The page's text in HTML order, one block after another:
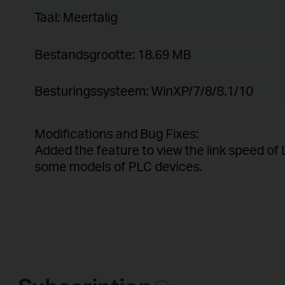
Taal: Meertalig
Bestandsgrootte: 18.69 MB
Besturingssysteem: WinXP/7/8/8.1/10
Modifications and Bug Fixes:
Added the feature to view the link speed of
some models of PLC devices.